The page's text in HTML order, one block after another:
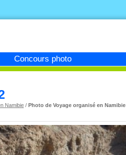
Concours photo
Namibie/ Photo de Voyage organisé en Namibie